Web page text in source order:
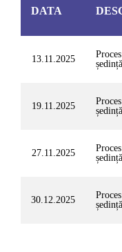
DATA
13.11.2025
19.11.2025
27.11.2025
30.12.2025